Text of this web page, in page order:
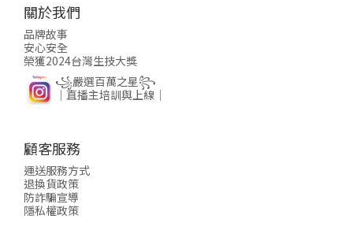
關於我們
品牌故事
安心安全
榮獲2024台灣生技大獎
꧁嚴選百萬之星꧂
│直播主培訓與上線│
顧客服務
運送服務方式
退換貨政策
防詐騙宣導
隱私權政策